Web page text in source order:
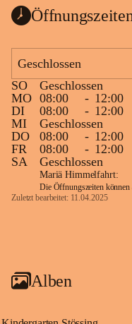
Geschlossen
SO
Geschlossen
MO 08:00 - 12:00
DI
08:00 - 12:00
MI
Geschlossen
DO
08:00 - 12:00
FR
08:00 - 12:00
SA
Geschlossen
Mariä Himmelfahrt:
Die Öffnungszeiten können
Zuletzt bearbeitet: 11.04.2025
Alben